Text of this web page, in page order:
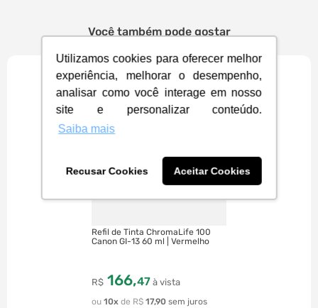
Utilizamos cookies para oferecer melhor
experiência, melhorar o desempenho,
analisar como você interage em nosso
site e personalizar conteúdo.
Saiba mais
Recusar Cookies Aceitar Cookies
Você também pode gostar
Refil de Tinta ChromaLife 100
Canon GI-13 60 ml | Vermelho
R$ 166,47 à vista
10 R$ 17,90